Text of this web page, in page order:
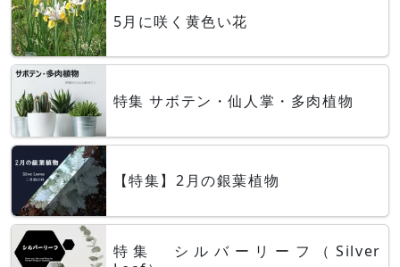
5月に咲く黄色い花
特集 サボテン・仙人掌・多肉植物
【特集】2月の銀葉植物
特集 シルバーリーフ（Silver